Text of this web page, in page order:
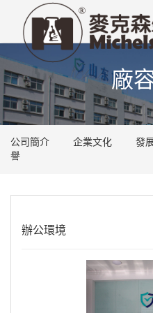
廠
公司簡介 企業文化 發
譽
辦公環境